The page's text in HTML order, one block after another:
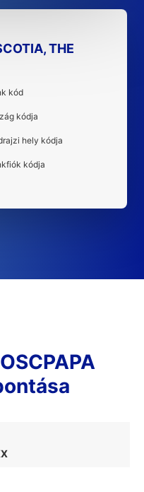
THE
kód
kódja
hely kódja
kódja